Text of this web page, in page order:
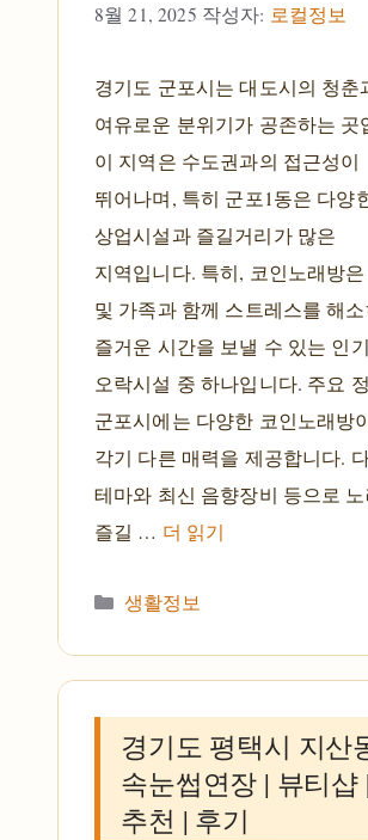
8월 21, 2025 작성자: 로컬정보
경기도 군포시는 대도시의 청춘
여유로운 분위기가 공존하는 곳
이 지역은 수도권과의 접근성이
뛰어나며, 특히 군포1동은 다양
상업시설과 즐길거리가 많은
지역입니다. 특히, 코인노래방
및 가족과 함께 스트레스를 해
즐거운 시간을 보낼 수 있는 인
오락시설 중 하나입니다. 주요
군포시에는 다양한 코인노래방
각기 다른 매력을 제공합니다.
테마와 최신 음향장비 등으로
즐길 … 더 읽기
카테고리
생활정보
경기도 평택시 지산
속눈썹연장 | 뷰티샵 |
추천 | 후기